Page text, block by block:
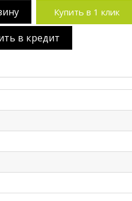
Купить в 1 клик
в кредит